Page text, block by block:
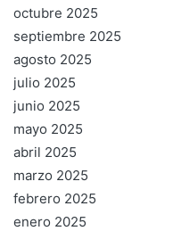
octubre 2025
septiembre 2025
agosto 2025
julio 2025
junio 2025
mayo 2025
abril 2025
marzo 2025
febrero 2025
enero 2025